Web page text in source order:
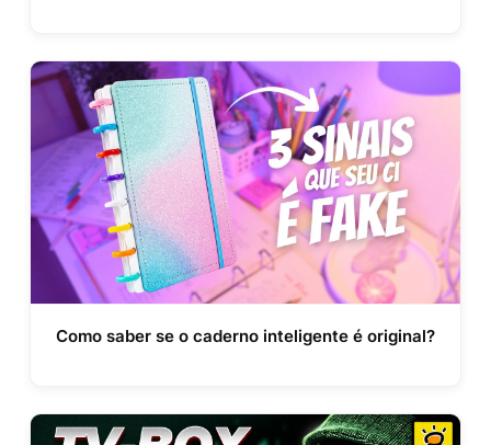
Como saber se o caderno inteligente é original?